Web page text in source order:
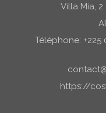
Villa Mia,
Téléphone: +225
https://